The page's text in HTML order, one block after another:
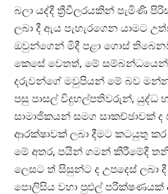
බලා යද්දී ත්‍රීවීලරයකින් පැමිණි
ලබා දී ඇය පැහැරගෙන යාමට
ඔවුන්ගෙන් මිදී පළා ගොස්
කෙසේ වෙතත්, මේ සම්බන්ධයෙන්
දරුවන්ගේ මවුපියන් මේ බව
පසු පාසල් විදුහල්පතිවරුන්, යුද්ධ
සාමාජිකයන් සමග සාකච්ඡාවක්
ආරක්ෂාවක් ලබා දීමට කටයුතු
මේ අතර, පයින් ගමන් කිරීමේදී
ලෙසට ත් සිසුන්ට ද උපදෙස්
පොලිසිය වහා පුළුල් පරීක්ෂණයක්